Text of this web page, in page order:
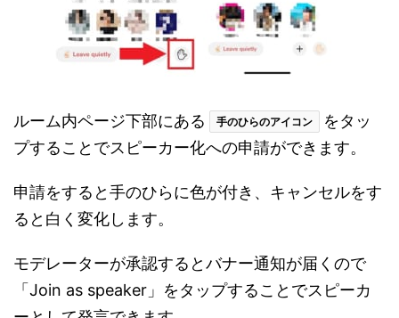
ルーム内ページ下部にある 手のひらのアイコン
をタッ
プすることでスピーカー化への申請ができます。
申請をすると手のひらに色が付き、キャンセルをす
ると白く変化します。
モデレーターが承認するとバナー通知が届くので
「Join as speaker」をタップすることでスピーカ